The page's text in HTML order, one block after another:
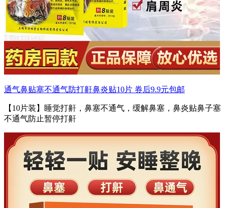
通气鼻贴塞不通气防打鼾鼻炎贴10片 券后9.9元包邮
【10片装】睡觉打鼾，鼻塞不通气，缓解鼻塞，鼻炎贴鼻子塞
不通气防止暂停打鼾